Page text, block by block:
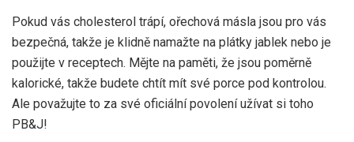
Pokud vás cholesterol trápí, ořechová másla jsou pro vás
bezpečná, takže je klidně namažte na plátky jablek nebo je
použijte v receptech. Mějte na paměti, že jsou poměrně
kalorické, takže budete chtít mít své porce pod kontrolou.
Ale považujte to za své oficiální povolení užívat si toho
PB&J!